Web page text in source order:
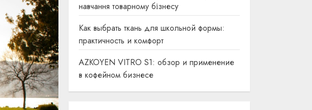
навчання товарному бізнесу
Как выбрать ткань для школьной формы:
практичность и комфорт
AZKOYEN VITRO S1: обзор и применение
в кофейном бизнесе